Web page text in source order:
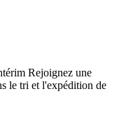
Rejoignez une
le tri et l'expédition de